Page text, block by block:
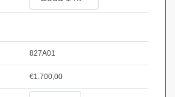
827A01
€1.700,00